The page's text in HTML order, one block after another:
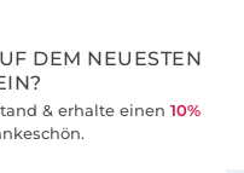
DEM NEUESTEN
& erhalte einen 10%